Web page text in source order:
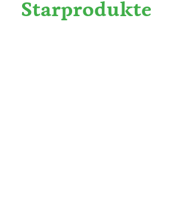
Starprodukte